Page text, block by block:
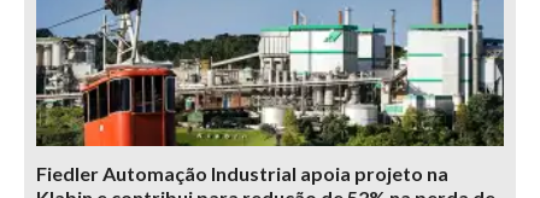
Fiedler Automação Industrial apoia projeto na